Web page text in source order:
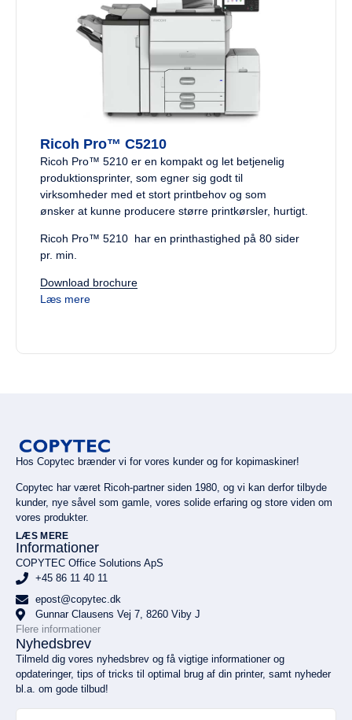
Ricoh Pro™ C5210
Ricoh Pro™ 5210 er en kompakt og let betjenelig
produktionsprinter, som egner sig godt til
virksomheder med et stort printbehov og som
ønsker at kunne producere større printkørsler, hurtigt.
Ricoh Pro™ 5210 har en printhastighed på 80 sider
pr. min.
Download brochure
Læs mere
Hos Copytec brænder vi for vores kunder og for kopimaskiner!
Copytec har været Ricoh-partner siden 1980, og vi kan derfor tilbyde
kunder, nye såvel som gamle, vores solide erfaring og store viden om
vores produkter.
LÆS MERE
Informationer
COPYTEC Office Solutions ApS
+45 86 11 40 11
epost@copytec.dk
Gunnar Clausens Vej 7, 8260 Viby J
Flere informationer
Nyhedsbrev
Tilmeld dig vores nyhedsbrev og få vigtige informationer og
opdateringer, tips of tricks til optimal brug af din printer, samt nyheder
bl.a. om gode tilbud!